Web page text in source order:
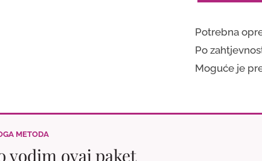
količina
Potrebna
Po
Moguće je
METODA
vodim ovaj paket